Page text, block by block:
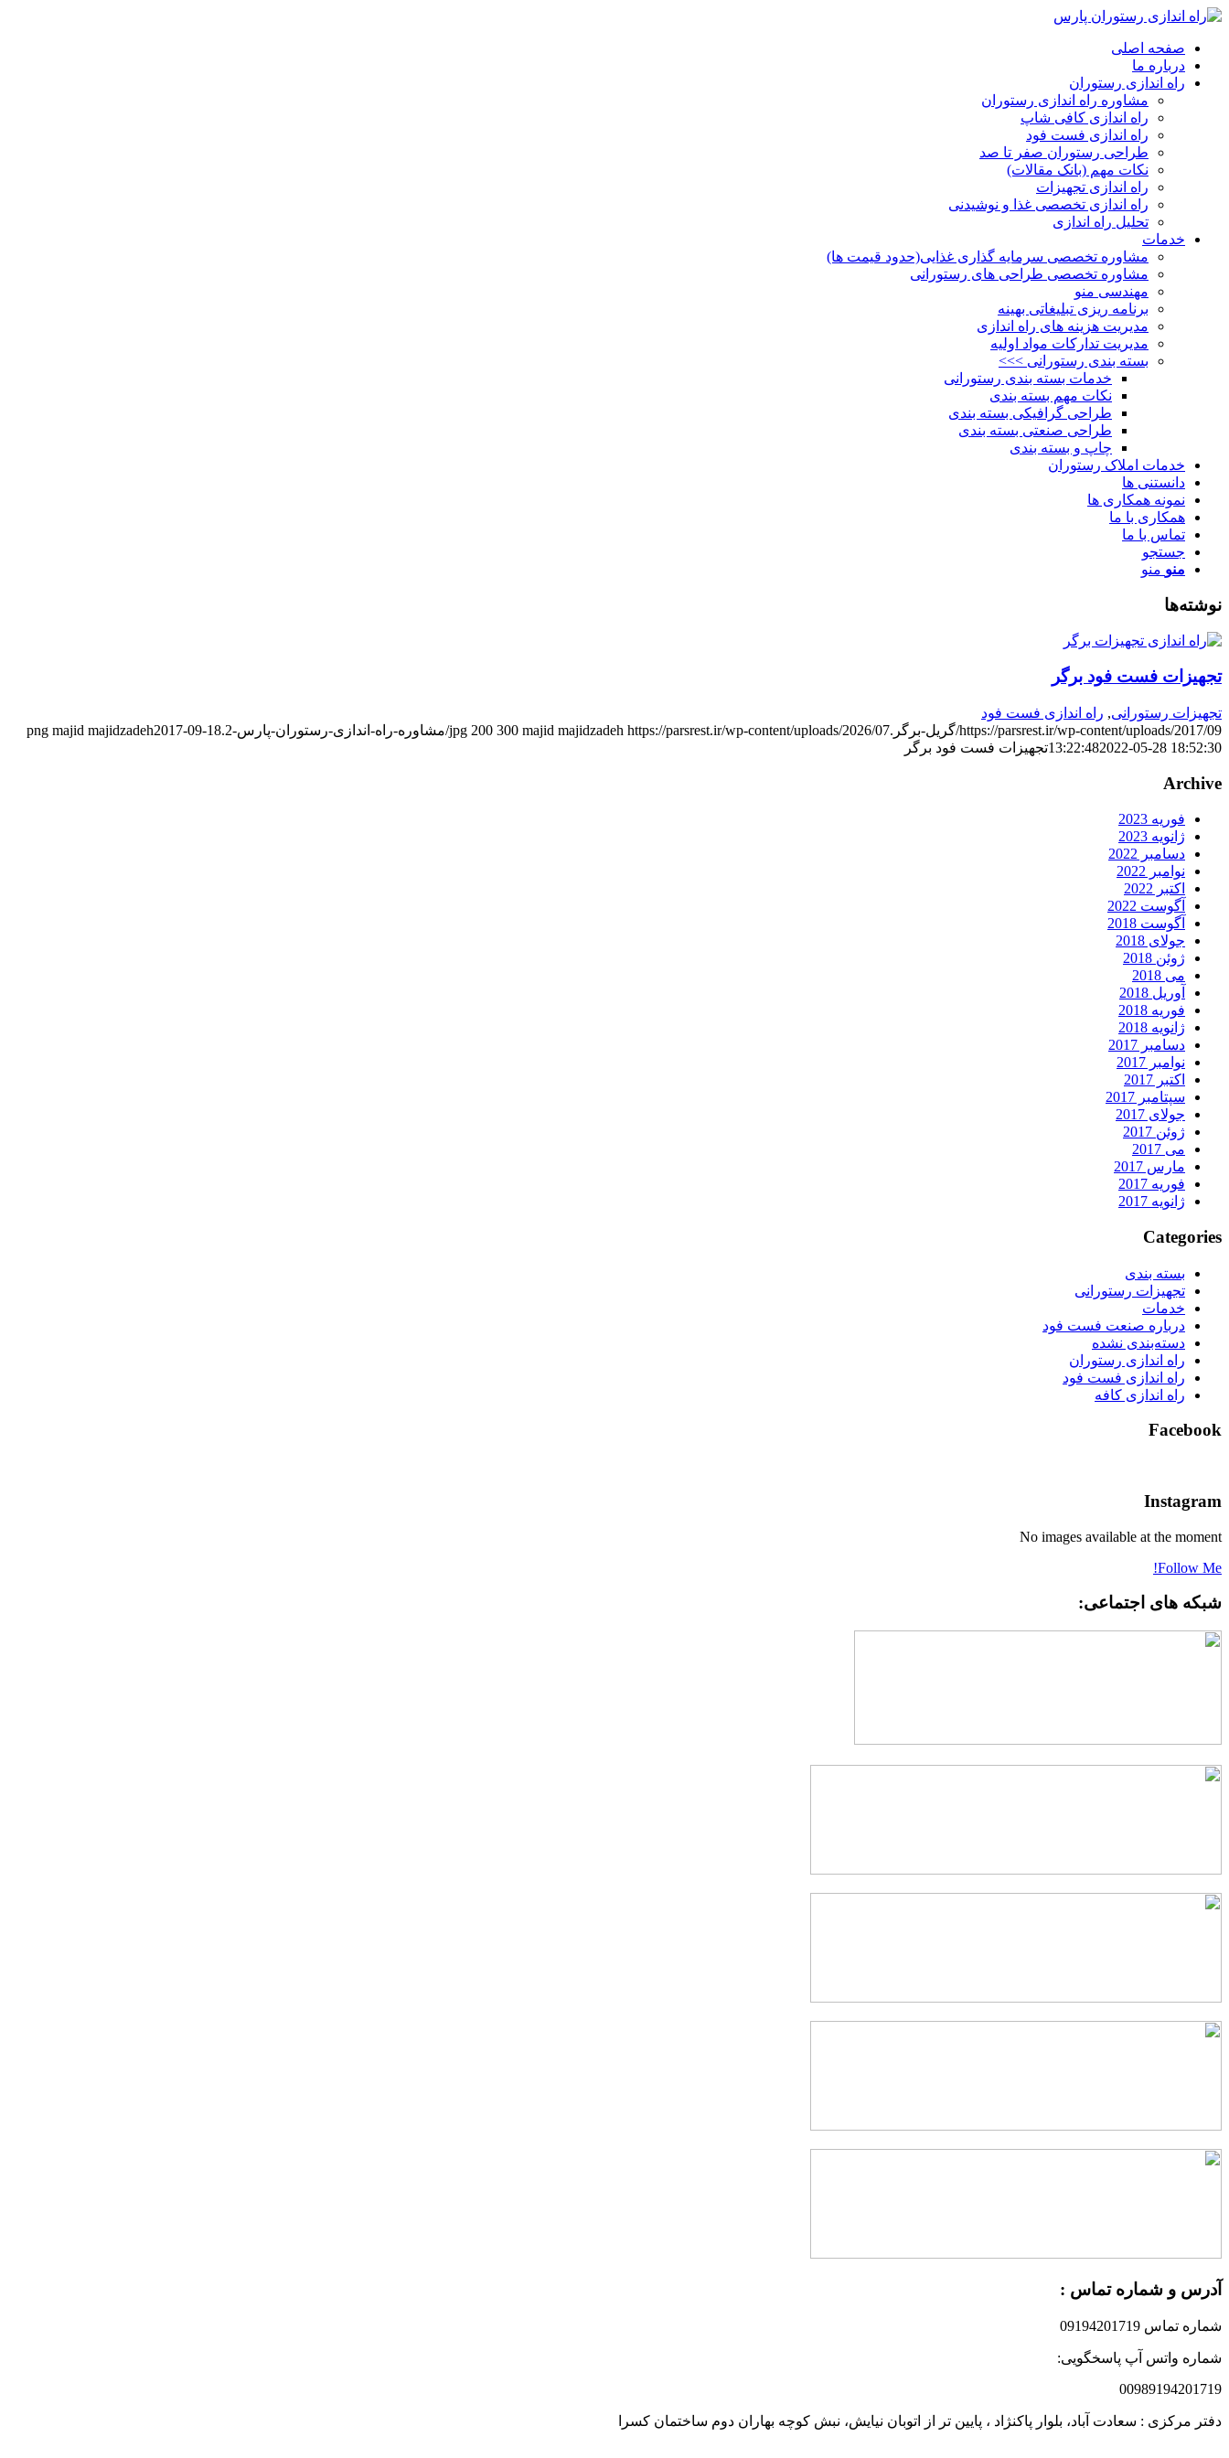
صفحه اصلی
درباره ما
راه اندازی رستوران
مشاوره راه اندازی رستوران
راه اندازی کافی شاپ
راه اندازی فست فود
طراحی رستوران صفر تا صد
نکات مهم (بانک مقالات)
راه اندازی تجهیزات
راه اندازی تخصصی غذا و نوشیدنی
تحلیل راه اندازی
خدمات
مشاوره تخصصی سرمایه گذاری غذایی(حدود قیمت ها)
مشاوره تخصصی طراحی های رستورانی
مهندسی منو
برنامه ریزی تبلیغاتی بهینه
مدیریت هزینه های راه اندازی
مدیریت تدارکات مواد اولیه
بسته بندی رستورانی >>>
خدمات بسته بندی رستورانی
نکات مهم بسته بندی
طراحی گرافیکی بسته بندی
طراحی صنعتی بسته بندی
چاپ و بسته بندی
خدمات املاک رستوران
دانستنی ها
نمونه همکاری ها
همکاری با ما
تماس با ما
جستجو
منو منو
نوشته‌ها
تجهیزات فست فود برگر
تجهیزات رستورانی, راه اندازی فست فود
https://parsrest.ir/wp-content/uploads/2017/09/گریل-برگر.jpg
200 300 majid majidzadeh https://parsrest.ir/wp-content/uploads/2026/07/مشاوره-راه-اندازی-رستوران-پارس-2.png majid majidzadeh2017-09-18
13:22:482022-05-28 18:52:30 تجهیزات فست فود برگر
Archive
فوریه 2023
ژانویه 2023
دسامبر 2022
نوامبر 2022
اکتبر 2022
آگوست 2022
آگوست 2018
جولای 2018
ژوئن 2018
می 2018
آوریل 2018
فوریه 2018
ژانویه 2018
دسامبر 2017
نوامبر 2017
اکتبر 2017
سپتامبر 2017
جولای 2017
ژوئن 2017
می 2017
مارس 2017
فوریه 2017
ژانویه 2017
Categories
بسته بندی
تجهیزات رستورانی
خدمات
درباره صنعت فست فود
دسته‌بندی نشده
راه اندازی رستوران
راه اندازی فست فود
راه اندازی کافه
Facebook
Instagram
No images available at the moment
Follow Me!
شبکه های اجتماعی:
آدرس و شماره تماس :
شماره تماس 09194201719
شماره واتس آپ پاسخگویی:
00989194201719
دفتر مرکزی : سعادت آباد، بلوار پاکنژاد ، پایین تر از اتوبان نیایش، نبش کوچه بهاران دوم ساختمان کسرا